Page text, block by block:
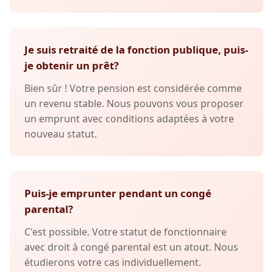
Je suis retraité de la fonction publique, puis-
je obtenir un prêt?
Bien sûr ! Votre pension est considérée comme
un revenu stable. Nous pouvons vous proposer
un emprunt avec conditions adaptées à votre
nouveau statut.
Puis-je emprunter pendant un congé
parental?
C'est possible. Votre statut de fonctionnaire
avec droit à congé parental est un atout. Nous
étudierons votre cas individuellement.